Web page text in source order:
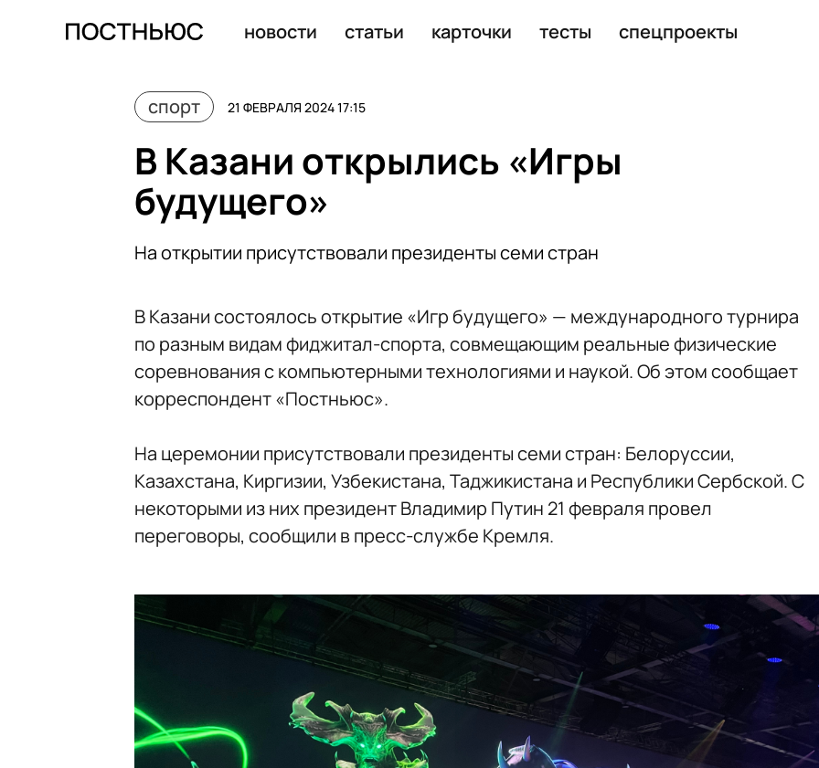
новости статьи карточки тесты спецпроекты
спорт 21 ФЕВРАЛЯ 2024 17:15
В Казани открылись «Игры
будущего»
На открытии присутствовали президенты семи стран
В Казани состоялось открытие «Игр будущего» — международного турнира
по разным видам фиджитал-спорта, совмещающим реальные физические
соревнования с компьютерными технологиями и наукой. Об этом сообщает
корреспондент «Постньюс».
На церемонии присутствовали президенты семи стран: Белоруссии,
Казахстана, Киргизии, Узбекистана, Таджикистана и Республики Сербской. С
некоторыми из них президент Владимир Путин 21 февраля провел
переговоры, сообщили в пресс-службе Кремля.